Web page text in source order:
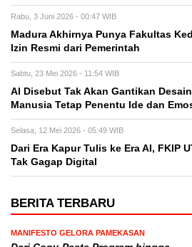
Rabu, 3 Juni 2026 - 00:47 WIB
Madura Akhirnya Punya Fakultas
Izin Resmi dari Pemerintah
Sabtu, 23 Mei 2026 - 11:54 WIB
AI Disebut Tak Akan Gantikan
Manusia Tetap Penentu Ide dan
Selasa, 12 Mei 2026 - 05:49 WIB
Dari Era Kapur Tulis ke Era AI, FKIP
Tak Gagap Digital
BERITA TERBARU
MANIFESTO GELORA PAMEKASAN